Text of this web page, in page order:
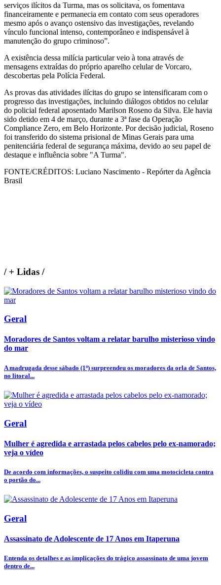
serviços ilícitos da Turma, mas os solicitava, os fomentava
financeiramente e permanecia em contato com seus operadores
mesmo após o avanço ostensivo das investigações, revelando
vínculo funcional intenso, contemporâneo e indispensável à
manutenção do grupo criminoso”.
A existência dessa milícia particular veio à tona através de
mensagens extraídas do próprio aparelho celular de Vorcaro,
descobertas pela Polícia Federal.
As provas das atividades ilícitas do grupo se intensificaram com o
progresso das investigações, incluindo diálogos obtidos no celular
do policial federal aposentado Marilson Roseno da Silva. Ele havia
sido detido em 4 de março, durante a 3ª fase da Operação
Compliance Zero, em Belo Horizonte. Por decisão judicial, Roseno
foi transferido do sistema prisional de Minas Gerais para uma
penitenciária federal de segurança máxima, devido ao seu papel de
destaque e influência sobre "A Turma".
FONTE/CRÉDITOS: Luciano Nascimento - Repórter da Agência
Brasil
/+ Lidas /
Geral
Moradores de Santos voltam a relatar barulho misterioso vindo
do mar
A madrugada desse sábado (1º) surpreendeu os moradores da orla de Santos,
no litoral...
Geral
Mulher é agredida e arrastada pelos cabelos pelo ex-namorado;
veja o vídeo
De acordo com informações, o suspeito colidiu com uma motocicleta contra
o portão do...
Geral
Assassinato de Adolescente de 17 Anos em Itaperuna
Entenda os detalhes e as implicações do trágico assassinato de uma jovem
dentro de...